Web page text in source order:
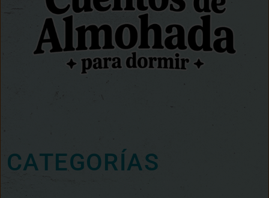
CATEGORÍAS